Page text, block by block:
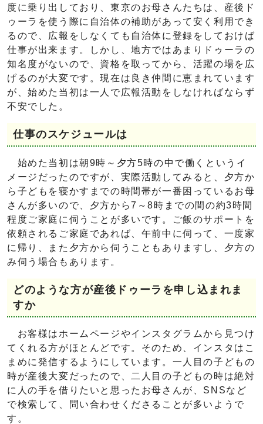
度に乗り出しており、東京のお母さんたちは、産後ド
ゥーラを使う際に自治体の補助があって安く利用でき
るので、広報をしなくても自治体に登録をしておけば
仕事が出来ます。しかし、地方ではあまりドゥーラの
知名度がないので、資格を取ってから、活躍の場を広
げるのが大変です。現在は良き仲間に恵まれています
が、始めた当初は一人で広報活動をしなければならず
不安でした。
仕事のスケジュールは
始めた当初は朝9時～夕方5時の中で働くというイ
メージだったのですが、実際活動してみると、夕方か
ら子どもを寝かすまでの時間帯が一番困っているお母
さんが多いので、夕方から7～8時までの間の約3時間
程度ご家庭に伺うことが多いです。ご飯のサポートを
依頼されるご家庭であれば、午前中に伺って、一度家
に帰り、また夕方から伺うこともありますし、夕方の
み伺う場合もあります。
どのような方が産後ドゥーラを申し込まれま
すか
お客様はホームページやインスタグラムから見つけ
てくれる方がほとんどです。そのため、インスタはこ
まめに発信するようにしています。一人目の子どもの
時が産後大変だったので、二人目の子どもの時は絶対
に人の手を借りたいと思ったお母さんが、SNSなど
で検索して、問い合わせくださることが多いようで
す。